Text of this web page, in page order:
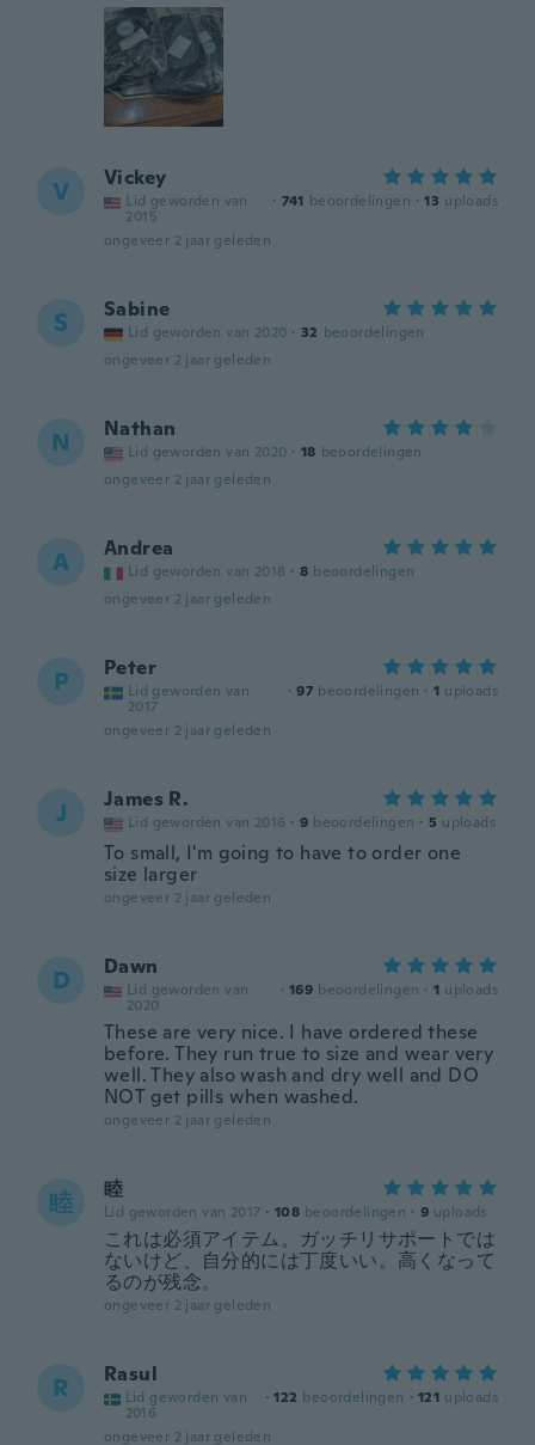
V Vickey
Lid geworden van
2015
· 741 beoordelingen · 13 uploads
ongeveer 2 jaar geleden
S Sabine
Lid geworden van 2020 · 32 beoordelingen
ongeveer 2 jaar geleden
N Nathan
Lid geworden van 2020 · 18 beoordelingen
ongeveer 2 jaar geleden
A Andrea
Lid geworden van 2018 · 8 beoordelingen
ongeveer 2 jaar geleden
P Peter
Lid geworden van
2017
· 97 beoordelingen · 1 uploads
ongeveer 2 jaar geleden
J James R.
Lid geworden van 2016 · 9 beoordelingen · 5 uploads
To small, I'm going to have to order one
size larger
ongeveer 2 jaar geleden
D Dawn
Lid geworden van
2020
· 169 beoordelingen · 1 uploads
These are very nice. I have ordered these
before. They run true to size and wear very
well. They also wash and dry well and DO
NOT get pills when washed.
ongeveer 2 jaar geleden
睦 睦
Lid geworden van 2017 · 108 beoordelingen · 9 uploads
これは必須アイテム。ガッチリサポートでは
ないけど、自分的には丁度いい。高くなって
るのが残念。
ongeveer 2 jaar geleden
R Rasul
Lid geworden van
2016
· 122 beoordelingen · 121 uploads
ongeveer 2 jaar geleden